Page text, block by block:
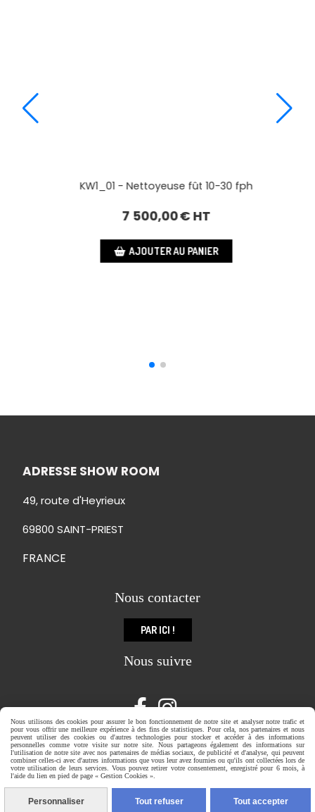
KW2_01 - Nettoyeuse fût 30-50 fph
ADRESSE SHOW ROOM
49, route d'Heyrieux
69800 SAINT-PRIEST
FRANCE
Nous contacter
PAR ICI !
Nous suivre

Mentions Légales Gestion cookies
Site créé avec CmonSite
Nous utilisons des cookies pour assurer le bon fonctionnement de notre site et analyser notre trafic et
pour vous offrir une meilleure expérience à des fins de statistiques. Pour cela, nos partenaires et nous
peuvent utiliser des cookies ou d'autres technologies pour stocker et accéder à des informations
personnelles comme votre visite sur notre site. Nous partageons également des informations sur
l'utilisation de notre site avec nos partenaires de médias sociaux, de publicité et d'analyse, qui peuvent
combiner celles-ci avec d'autres informations que vous leur avez fournies ou qu'ils ont collectées lors de
votre utilisation de leurs services. Vous pouvez retirer votre consentement, enregistré pour 6 mois, à
l'aide du lien en pied de page « Gestion Cookies ».
Personnaliser Tout refuser Tout accepter